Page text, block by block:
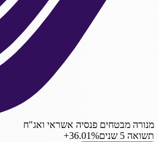
מנורה מבטחים פנסיה אשראי ואג"ח
תשואה 5 שנים
‎+36.01%